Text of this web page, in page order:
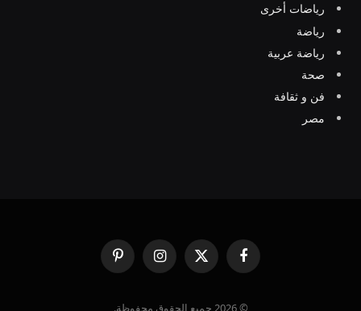
رياضات أخرى
رياضة
رياضة عربية
صحة
فن و ثقافة
مصر
فيسبوك
X
(Twitter)
الانستغرامبينتيريست
© 2026 جميع الحقوق محفوظة.